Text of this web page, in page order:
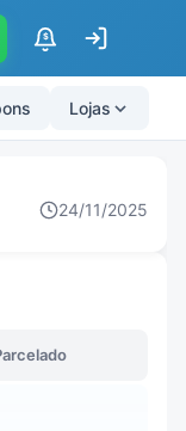
$
Lojas
24/11/2025